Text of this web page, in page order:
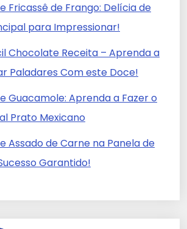
Fricassê de Frango: Delícia de
para Impressionar!
Chocolate Receita – Aprenda a
Paladares Com este Doce!
Guacamole: Aprenda a Fazer o
Prato Mexicano
Assado de Carne na Panela de
Garantido!